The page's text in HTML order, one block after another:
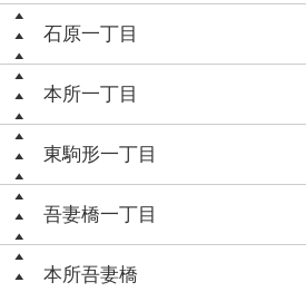
石原一丁目
本所一丁目
東駒形一丁目
吾妻橋一丁目
本所吾妻橋